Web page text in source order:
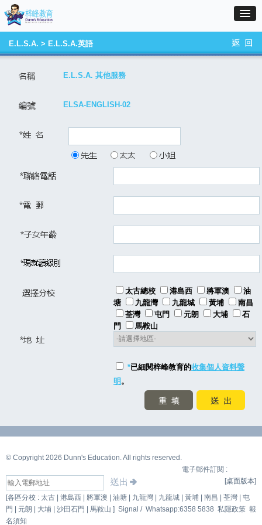
E.L.S.A. > E.L.S.A.英語
E.L.S.A. 其他服務
ELSA-ENGLISH-02
太古總校 港島西 將軍澳
油
塘
九龍灣 九龍城 黃埔
南昌
荃灣
屯門 元朗 大埔
石
門
馬鞍山
*已細閱梓峰教育的收集個人資料聲
明 。
© Copyright 2026 Dunn's Education. All rights reserved.
電子郵件訂閱 :
[桌面版本]
[各區分校 : 太古 | 港島西 | 將軍澳 | 油塘 | 九龍灣 | 九龍城 | 黃埔 | 南昌 | 荃灣 | 屯
門 | 元朗 | 大埔 | 沙田石門 | 馬鞍山 ] Signal / Whatsapp:6358 5838 私隱政策 報
名須知